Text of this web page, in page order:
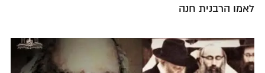
לאמו הרבנית חנה